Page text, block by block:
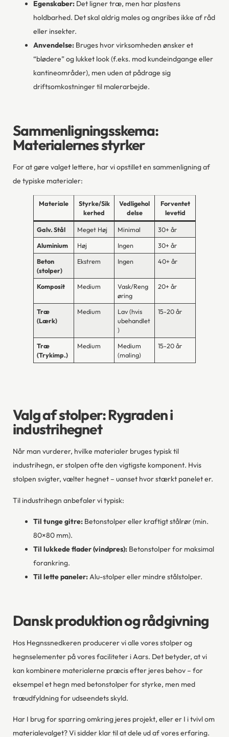
Egenskaber: Det ligner træ, men har plastens
holdbarhed. Det skal aldrig males og angribes ikke af råd
eller insekter.
Anvendelse: Bruges hvor virksomheden ønsker et
“blødere” og lukket look (f.eks. mod kundeindgange eller
kantineområder), men uden at pådrage sig
driftsomkostninger til malerarbejde.
Sammenligningsskema:
Materialernes styrker
For at gøre valget lettere, har vi opstillet en sammenligning af
de typiske materialer:
Materiale
Styrke/Sik
kerhed
Vedligehol
delse
Forventet
levetid
Galv. Stål Meget Høj Minimal
30+ år
Aluminium
Høj Ingen
30+ år
Beton
(stolper)
Ekstrem Ingen 40+ år
Komposit Medium
Vask/Reng
øring
20+ år
Træ
(Lærk)
Medium
Lav (hvis
ubehandlet
)
15-20 år
Træ
(Trykimp.)
Medium
Medium
(maling)
15-20 år
Valg af stolper: Rygraden i
industrihegnet
Når man vurderer, hvilke materialer bruges typisk til
industrihegn, er stolpen ofte den vigtigste komponent. Hvis
stolpen svigter, vælter hegnet – uanset hvor stærkt panelet er.
Til industrihegn anbefaler vi typisk:
Til tunge gitre: Betonstolper eller kraftigt stålrør (min.
80×80 mm).
Til lukkede flader (vindpres): Betonstolper for maksimal
forankring.
Til lette paneler:Alu-stolper eller mindre stålstolper.
Dansk produktion og rådgivning
Hos Hegnssnedkeren producerer vi alle vores stolper og
hegnselementer på vores faciliteter i Aars. Det betyder, at vi
kan kombinere materialerne præcis efter jeres behov – for
eksempel et hegn med betonstolper for styrke, men med
træudfyldning for udseendets skyld.
Har I brug for sparring omkring jeres projekt, eller er I i tvivl om
materialevalget? Vi sidder klar til at dele ud af vores erfaring.